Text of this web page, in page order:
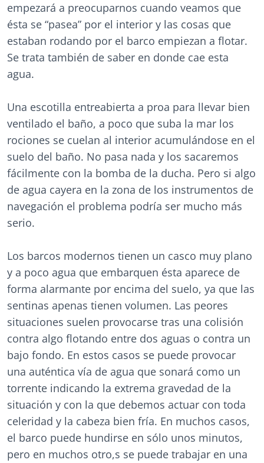
empezará a preocuparnos cuando veamos que
ésta se “pasea” por el interior y las cosas que
estaban rodando por el barco empiezan a flotar.
Se trata también de saber en donde cae esta
agua.
Una escotilla entreabierta a proa para llevar bien
ventilado el baño, a poco que suba la mar los
rociones se cuelan al interior acumulándose en el
suelo del baño. No pasa nada y los sacaremos
fácilmente con la bomba de la ducha. Pero si algo
de agua cayera en la zona de los instrumentos de
navegación el problema podría ser mucho más
serio.
Los barcos modernos tienen un casco muy plano
y a poco agua que embarquen ésta aparece de
forma alarmante por encima del suelo, ya que las
sentinas apenas tienen volumen. Las peores
situaciones suelen provocarse tras una colisión
contra algo flotando entre dos aguas o contra un
bajo fondo. En estos casos se puede provocar
una auténtica vía de agua que sonará como un
torrente indicando la extrema gravedad de la
situación y con la que debemos actuar con toda
celeridad y la cabeza bien fría. En muchos casos,
el barco puede hundirse en sólo unos minutos,
pero en muchos otro,s se puede trabajar en una